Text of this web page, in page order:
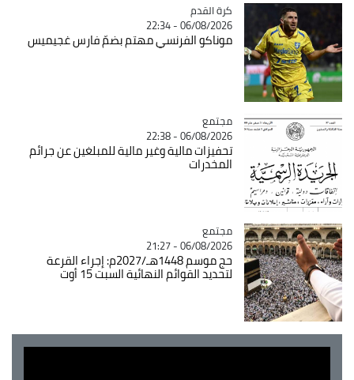
Catégorie
كرة القدم
06/08/2026 - 22:34
موناكو الفرنسي مهتم بضمّ فارس غجيميس
Catégorie
مجتمع
06/08/2026 - 22:38
تحفيزات مالية وغير مالية للمبلغين عن جرائم
المخدرات
Catégorie
مجتمع
06/08/2026 - 21:27
حج موسم 1448هـ/2027م: إجراء القرعة
لتحديد القوائم النهائية السبت 15 أوت